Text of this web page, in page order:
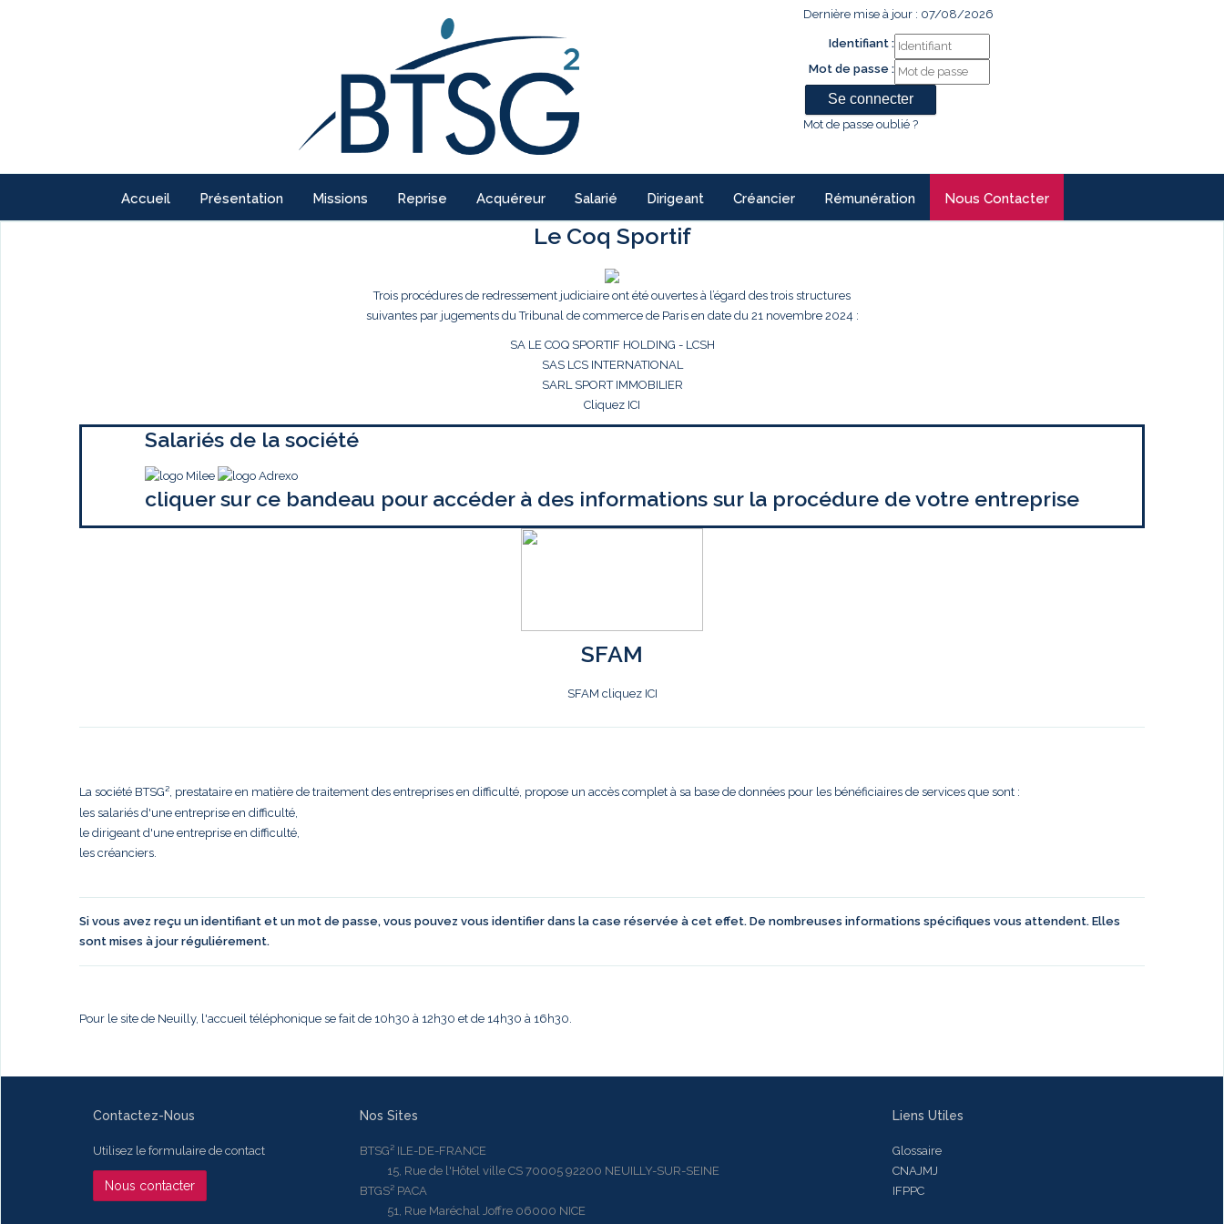
Dernière mise à jour : 07/08/2026
Identifiant :
Mot de passe :
Mot de passe oublié ?
Accueil Présentation Missions Reprise Acquéreur Salarié Dirigeant Créancier Rémunération Nous Contacter
Le Coq Sportif
Trois procédures de redressement judiciaire ont été ouvertes à l’égard des trois structures
suivantes par jugements du Tribunal de commerce de Paris en date du 21 novembre 2024 :
SA LE COQ SPORTIF HOLDING - LCSH
SAS LCS INTERNATIONAL
SARL SPORT IMMOBILIER
Cliquez ICI
Salariés de la société
cliquer sur ce bandeau pour accéder à des informations sur la procédure de votre entreprise
SFAM
SFAM cliquez ICI
La société BTSG², prestataire en matière de traitement des entreprises en difficulté, propose un accès complet à sa base de données pour les bénéficiaires de services que sont :
les salariés d'une entreprise en difficulté,
le dirigeant d'une entreprise en difficulté,
les créanciers.
Si vous avez reçu un identifiant et un mot de passe, vous pouvez vous identifier dans la case réservée à cet effet. De nombreuses informations spécifiques vous attendent. Elles
sont mises à jour réguliérement.
Pour le site de Neuilly, l'accueil téléphonique se fait de 10h30 à 12h30 et de 14h30 à 16h30.
Contactez-Nous
Utilisez le formulaire de contact
Nous contacter
Nos Sites
BTSG² ILE-DE-FRANCE
15, Rue de l'Hôtel ville CS 70005 92200 NEUILLY-SUR-SEINE
BTGS² PACA
51, Rue Maréchal Joffre 06000 NICE
Liens Utiles
Glossaire
CNAJMJ
IFPPC